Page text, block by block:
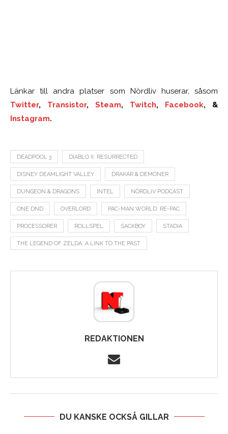
Länkar till andra platser som Nördliv huserar, såsom
Twitter, Transistor, Steam, Twitch, Facebook, &
Instagram.
DEADPOOL 3 DIABLO II: RESURRECTED
DISNEY DEAMLIGHT VALLEY DRAKAR & DEMONER
DUNGEON & DRAGONS INTEL NÖRDLIV PODCAST
ONE DND OVERLORD PAC-MAN WORLD: RE-PAC
PROCESSORER ROLLSPEL SACKBOY STADIA
THE LEGEND OF ZELDA: A LINK TO THE PAST
REDAKTIONEN
DU KANSKE OCKSÅ GILLAR